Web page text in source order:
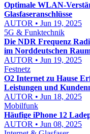
Optimale WLAN-
Glasfaseranschlüsse
AUTOR • Jun 19, 2025
5G & Funktechnik
Die NDR Frequenz
im Norddeutschen
AUTOR • Jun 19, 2025
Festnetz
O2 Internet zu Hause
Leistungen und
AUTOR • Jun 18, 2025
Mobilfunk
Häufige iPhone 12
AUTOR • Jun 08, 2025